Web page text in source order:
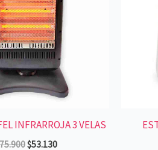
INFRARROJA 3 VELAS
75.900$53.130